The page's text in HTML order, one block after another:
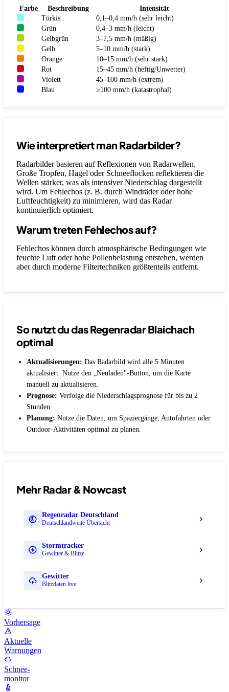
Farbe Beschreibung
Intensität
Türkis
0,1–0,4 mm/h (sehr leicht)
Grün
0,4–3 mm/h (leicht)
Gelbgrün
3–7,5 mm/h (mäßig)
Gelb
5–10 mm/h (stark)
Orange
10–15 mm/h (sehr stark)
Rot
15–45 mm/h (heftig/Unwetter)
Violett
45–100 mm/h (extrem)
Blau
≥100 mm/h (katastrophal)
Wie interpretiert man Radarbilder?
Radarbilder basieren auf Reflexionen von Radarwellen.
Große Tropfen, Hagel oder Schneeflocken reflektieren die
Wellen stärker, was als intensiver Niederschlag dargestellt
wird. Um Fehlechos (z. B. durch Windräder oder hohe
Luftfeuchtigkeit) zu minimieren, wird das Radar
kontinuierlich optimiert.
Warum treten Fehlechos auf?
Fehlechos können durch atmosphärische Bedingungen wie
feuchte Luft oder hohe Pollenbelastung entstehen, werden
aber durch moderne Filtertechniken größtenteils entfernt.
So nutzt du das Regenradar Blaichach
optimal
Aktualisierungen: Das Radarbild wird alle 5 Minuten
aktualisiert. Nutze den „Neuladen"-Button, um die Karte
manuell zu aktualisieren.
Prognose: Verfolge die Niederschlagsprognose für bis zu 2
Stunden.
Planung: Nutze die Daten, um Spaziergänge, Autofahrten oder
Outdoor-Aktivitäten optimal zu planen.
Mehr Radar & Nowcast
Regenradar Deutschland
Deutschlandweite Übersicht
Stormtracker
Gewitter & Blitze
Gewitter
Blitzdaten live
Vorhersage
Aktuelle
Warnungen
Schnee-
monitor